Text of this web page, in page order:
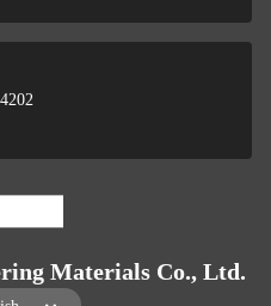
Materials Co., Ltd.